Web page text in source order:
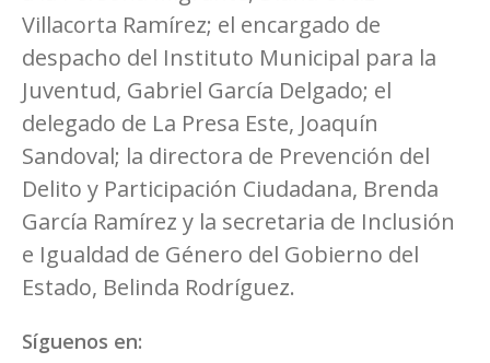
Villacorta Ramírez; el encargado de
despacho del Instituto Municipal para la
Juventud, Gabriel García Delgado; el
delegado de La Presa Este, Joaquín
Sandoval; la directora de Prevención del
Delito y Participación Ciudadana, Brenda
García Ramírez y la secretaria de Inclusión
e Igualdad de Género del Gobierno del
Estado, Belinda Rodríguez.
Síguenos en: